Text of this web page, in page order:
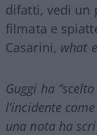
difatti, vedi un
filmata e
Casarini, what
Guggi ha
l’incidente
una nota ha